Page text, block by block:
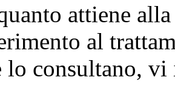
attiene
al
lo consultano,